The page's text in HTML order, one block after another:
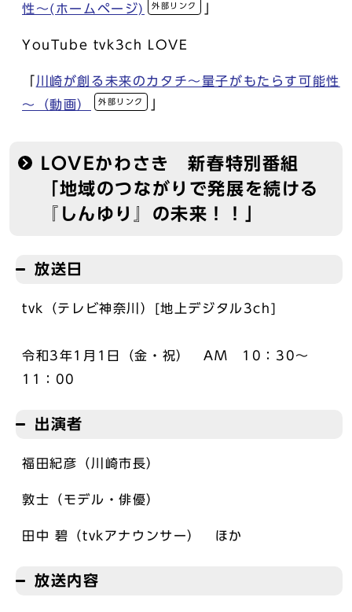
性～(ホームページ)
外部リンク
YouTube tvk3ch LOVE
「川崎が創る未来のカタチ～量子がもたらす可能性
～（動画）
外部リンク
LOVEかわさき 新春特別番組
「地域のつながりで発展を続ける
『しんゆり』の未来！！」
放送日
tvk（テレビ神奈川）[地上デジタル3ch]
令和3年1月1日（金・祝） AM 10：30～
11：00
出演者
福田紀彦（川崎市長）
敦士（モデル・俳優）
田中 碧（tvkアナウンサー） ほか
放送内容